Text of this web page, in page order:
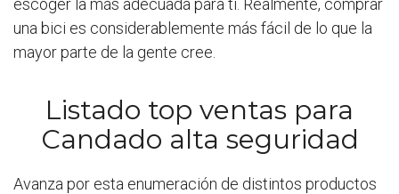
escoger la más adecuada para ti. Realmente, comprar
una bici es considerablemente más fácil de lo que la
mayor parte de la gente cree.
Listado top ventas para
Candado alta seguridad
Avanza por esta enumeración de distintos productos